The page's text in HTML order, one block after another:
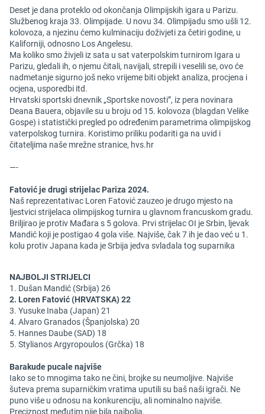
Deset je dana proteklo od okončanja Olimpijskih igara u Parizu.
Službenog kraja 33. Olimpijade. U novu 34. Olimpijadu smo ušli 12.
kolovoza, a njezinu ćemo kulminaciju doživjeti za četiri godine, u
Kaliforniji, odnosno Los Angelesu.
Ma koliko smo živjeli iz sata u sat vaterpolskim turnirom Igara u
Parizu, gledali ih, o njemu čitali, navijali, strepili i veselili se, ovo će
nadmetanje sigurno još neko vrijeme biti objekt analiza, procjena i
ocjena, usporedbi itd.
Hrvatski sportski dnevnik „Sportske novosti”, iz pera novinara
Deana Bauera, objavile su u broju od 15. kolovoza (blagdan Velike
Gospe) i statistički pregled po određenim parametrima olimpijskog
vaterpolskog turnira. Koristimo priliku podariti ga na uvid i
čitateljima naše mrežne stranice, hvs.hr
—-
Fatović je drugi strijelac Pariza 2024.
Naš reprezentativac Loren Fatović zauzeo je drugo mjesto na
ljestvici strijelaca olimpijskog turnira u glavnom francuskom gradu.
Briljirao je protiv Mađara s 5 golova. Prvi strijelac OI je Srbin, ljevak
Mandić koji je postigao 4 gola više. Najviše, čak 7 ih je dao već u 1.
kolu protiv Japana kada je Srbija jedva svladala tog suparnika
NAJBOLJI STRIJELCI
1. Dušan Mandić (Srbija) 26
2. Loren Fatović (HRVATSKA) 22
3. Yusuke Inaba (Japan) 21
4. Alvaro Granados (Španjolska) 20
5. Hannes Daube (SAD) 18
5. Stylianos Argyropoulos (Grčka) 18
Barakude pucale najviše
Iako se to mnogima tako ne čini, brojke su neumoljive. Najviše
šuteva prema suparničkim vratima uputili su baš naši igrači. Ne
puno više u odnosu na konkurenciju, ali nominalno najviše.
Preciznost međutim nije bila najbolja.